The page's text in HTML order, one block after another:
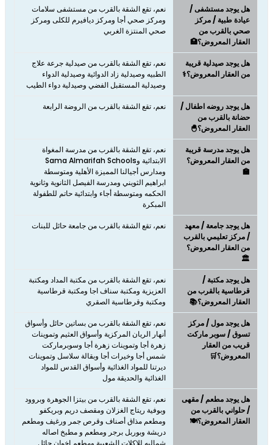
هل يوجد مستشفى /
عيادة طبية / مركز
صحي بالقرب من
العقار المعروض؟🏥
نعم، تقع الشقة بالقرب من مستشفى سلامات
ومركز صحي أجا ومركز ديافيرم للكلى ومركز
صحي المنتزة الغربي
هل يوجد صيدلية قريبة
من العقار المعروض؟⚕️
نعم، تقع الشقة بالقرب من صيدلية جرعة علاج
الطبيه وصيدلية زاد الدوائية وصيدلية الدواء
وصيدلية المستقبل الفضي وصيدلية دواء الطيب
هل يوجد روضه اطفال /
حضانة بالقرب من
العقار المعروض؟🐣
نعم، تقع الشقة بالقرب من الروضة الرابعة
هل يوجد مدرسة قريبة
من العقار المعروض؟
🏫
نعم، تقع الشقة بالقرب من مدرسة المغواة
الابتدائية وSama Almarifah Schools
ومدارس أجيالنا المميزة الأهلية ومتوسطة
ابراهيم الثويني ومدرسة الفيصل الثانوية وثانوية
الحكمه ومتوسطة أجاء وابتدائية حاتم للطفولة
المبكرة
هل يوجد جامعة / معهد
/ مركز تعليمي بالقرب
من العقار المعروض؟
🏛️
نعم، تقع الشقة بالقرب من جامعة حائل للبنات
هل يوجد مكتبة /
قرطاسية بالقرب من
العقار المعروض؟📚
نعم، تقع الشقة بالقرب من مكتبة المداد ومكتبة
العزيزية ومكتبة سناف اجا ومكتبة قرطاسية
ومكتبة وقرطاسية الصقري
هل يوجد مول / مركز
تسوق / سوبر ماركت
قريب من العقار
المعروض؟🛒
نعم، ​​​​​​​تقع الشقة بالقرب من بساتين حائل وأسواق
أنهار الريان المركزية وأسواق العثيم وتموينات
زهرة أجا وتموينات زهرة أجا وسوبرماركت
شمس أجا وخيرات أجا وبقالة سلاسل وتموينات
ديرتنا للمواد الغذائية وأسواق القدس للمواد
الغذائية والحديقة مول
هل يوجد مطعم / مقهى
/ حلواني بالقرب من
العقار المعروض؟🍽️
نعم، ​​​​​​​تقع الشقة بالقرب من بيتزا الجوهرة وبروود
وبوفية ريتاج الغزلان ومقصف دريم وبريكفو
ومطعم مذاق أصناف وقرص جمر ورغيف ومطعم
دريشة وبوربل برجر ومطعم و مطبخ اصاله
شماليه للاكلات الشعبية ومطعم اخوان حائل